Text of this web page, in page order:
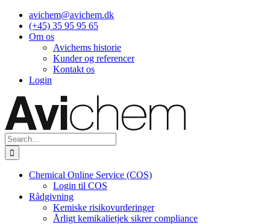
Skip
content
avichem@avichem.dk
(+45) 35 95 95 65
Om os
Avichems historie
Kunder og referencer
Kontakt os
Login
Search
for:
Chemical Online Service (COS)
Login til COS
Rådgivning
Kemiske risikovurderinger
Årligt kemikalietjek sikrer compliance